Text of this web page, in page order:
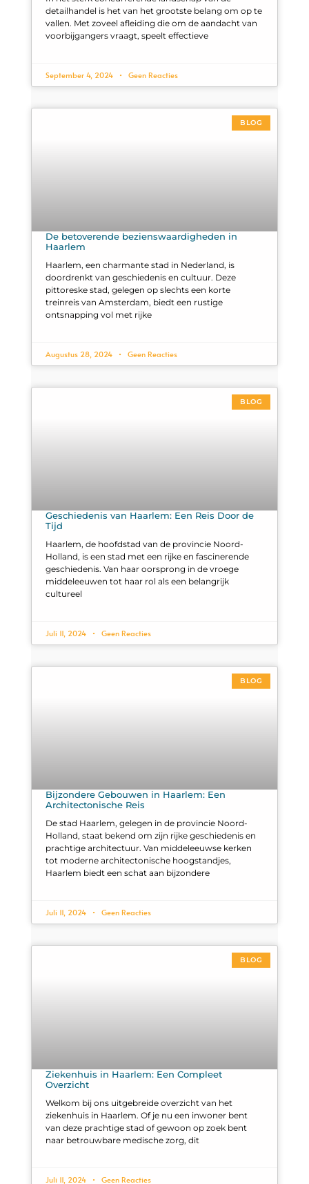
detailhandel is het van het grootste belang om op te
vallen. Met zoveel afleiding die om de aandacht van
voorbijgangers vraagt, speelt effectieve
September 4, 2024 Geen Reacties
BLOG
De betoverende bezienswaardigheden in
Haarlem
Haarlem, een charmante stad in Nederland, is
doordrenkt van geschiedenis en cultuur. Deze
pittoreske stad, gelegen op slechts een korte
treinreis van Amsterdam, biedt een rustige
ontsnapping vol met rijke
Augustus 28, 2024 Geen Reacties
BLOG
Geschiedenis van Haarlem: Een Reis Door de
Tijd
Haarlem, de hoofdstad van de provincie Noord-
Holland, is een stad met een rijke en fascinerende
geschiedenis. Van haar oorsprong in de vroege
middeleeuwen tot haar rol als een belangrijk
cultureel
Juli 11, 2024 Geen Reacties
BLOG
Bijzondere Gebouwen in Haarlem: Een
Architectonische Reis
De stad Haarlem, gelegen in de provincie Noord-
Holland, staat bekend om zijn rijke geschiedenis en
prachtige architectuur. Van middeleeuwse kerken
tot moderne architectonische hoogstandjes,
Haarlem biedt een schat aan bijzondere
Juli 11, 2024 Geen Reacties
BLOG
Ziekenhuis in Haarlem: Een Compleet
Overzicht
Welkom bij ons uitgebreide overzicht van het
ziekenhuis in Haarlem. Of je nu een inwoner bent
van deze prachtige stad of gewoon op zoek bent
naar betrouwbare medische zorg, dit
Juli 11, 2024 Geen Reacties